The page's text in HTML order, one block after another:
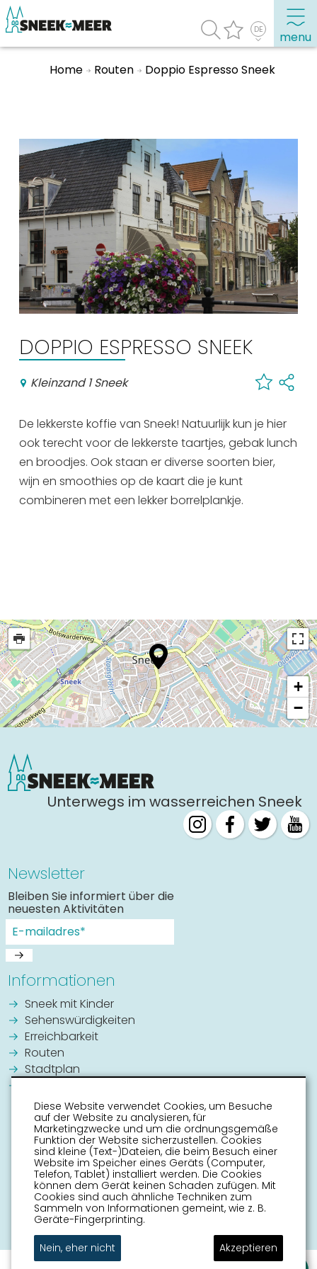
menu
Sneek besuchen
Highlights
Sehenswürdigkeiten
Sehen & Erleben
Essen, Trinken, Ausgehen
Wassersport
Übernachten
Veranstaltungskalender
Stadtplan
VVV Sneek
Drahtloses Internet
Home Routen Doppio Espresso Sneek
DOPPIO ESPRESSO SNEEK
Kleinzand 1 Sneek
De lekkerste koffie van Sneek! Natuurlijk kun je hier
ook terecht voor de lekkerste taartjes, gebak lunch
en broodjes. Ook staan er diverse soorten bier,
wijn en smoothies op de kaart die je kunt
combineren met een lekker borrelplankje.
+
−
Unterwegs im wasserreichen Sneek
Newsletter
Bleiben Sie informiert über die
neuesten Aktivitäten
Informationen
Sneek mit Kinder
Sehenswürdigkeiten
Erreichbarkeit
Routen
Stadtplan
Diese Website verwendet Cookies, um Besuche
auf der Website zu analysieren, für
Marketingzwecke und um die ordnungsgemäße
Funktion der Website sicherzustellen. Cookies
sind kleine (Text-)Dateien, die beim Besuch einer
Website im Speicher eines Geräts (Computer,
Telefon, Tablet) installiert werden. Die Cookies
können dem Gerät keinen Schaden zufügen. Mit
Cookies sind auch ähnliche Techniken zum
Sammeln von Informationen gemeint, wie z. B.
Geräte-Fingerprinting.
Nein, eher nicht
Akzeptieren